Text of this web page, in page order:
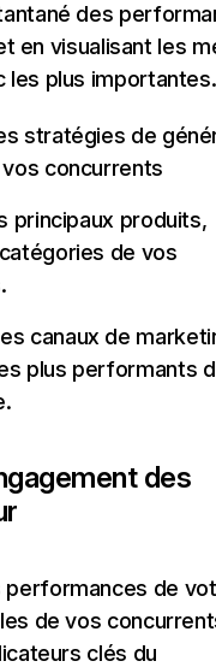
des
en visualisant les
les plus importantes.
stratégies de
concurrents
principaux produits,
de vos
canaux de
plus performants
des
performances de
de vos
clés du